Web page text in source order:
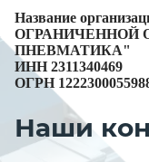
Название
ОГРАНИЧЕННОЙ
ПНЕВМАТИКА"
ИНН 2311340469
ОГРН
Наши